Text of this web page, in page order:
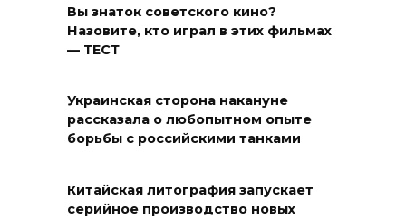
Вы знаток советского кино?
Назовите, кто играл в этих фильмах
— ТЕСТ
Украинская сторона накануне
рассказала о любопытном опыте
борьбы с российскими танками
Китайская литография запускает
серийное производство новых